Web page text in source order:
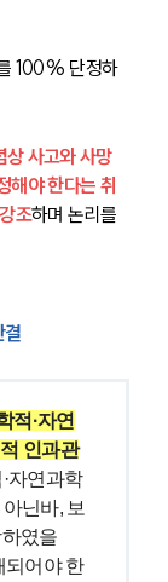
100% 단정하
상 사고와 사망
해야 한다는 취
조하며 논리를
적·자연
인과관
자연과학
닌바, 보
였을
되어야 한